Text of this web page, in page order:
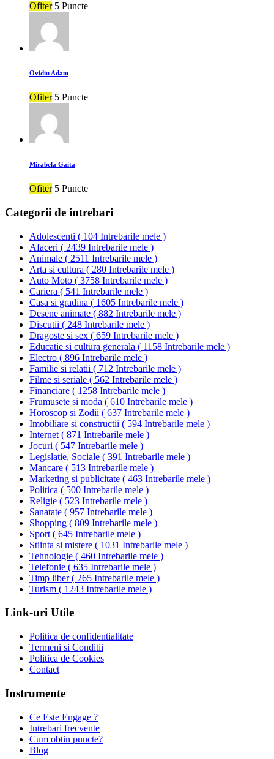
Ofiter 5 Puncte
Ovidiu Adam
Ofiter 5 Puncte
Mirabela Gaita
Ofiter 5 Puncte
Categorii de intrebari
Adolescenti ( 104 Intrebarile mele )
Afaceri ( 2439 Intrebarile mele )
Animale ( 2511 Intrebarile mele )
Arta si cultura ( 280 Intrebarile mele )
Auto Moto ( 3758 Intrebarile mele )
Cariera ( 541 Intrebarile mele )
Casa si gradina ( 1605 Intrebarile mele )
Desene animate ( 882 Intrebarile mele )
Discutii ( 248 Intrebarile mele )
Dragoste si sex ( 659 Intrebarile mele )
Educatie si cultura generala ( 1158 Intrebarile mele )
Electro ( 896 Intrebarile mele )
Familie si relatii ( 712 Intrebarile mele )
Filme si seriale ( 562 Intrebarile mele )
Financiare ( 1258 Intrebarile mele )
Frumusete si moda ( 610 Intrebarile mele )
Horoscop si Zodii ( 637 Intrebarile mele )
Imobiliare si constructii ( 594 Intrebarile mele )
Internet ( 871 Intrebarile mele )
Jocuri ( 547 Intrebarile mele )
Legislatie, Sociale ( 391 Intrebarile mele )
Mancare ( 513 Intrebarile mele )
Marketing si publicitate ( 463 Intrebarile mele )
Politica ( 500 Intrebarile mele )
Religie ( 523 Intrebarile mele )
Sanatate ( 957 Intrebarile mele )
Shopping ( 809 Intrebarile mele )
Sport ( 645 Intrebarile mele )
Stiinta si mistere ( 1031 Intrebarile mele )
Tehnologie ( 460 Intrebarile mele )
Telefonie ( 635 Intrebarile mele )
Timp liber( 265 Intrebarile mele )
Turism ( 1243 Intrebarile mele )
Link-uri Utile
Politica de confidentialitate
Termeni si Conditii
Politica de Cookies
Contact
Instrumente
Ce Este Engage ?
Intrebari frecvente
Cum obtin puncte?
Blog